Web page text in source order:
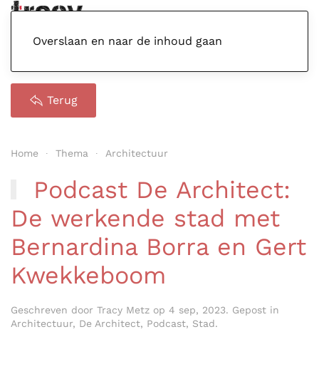
Overslaan en naar de inhoud gaan
Terug
Home Thema Architectuur
Podcast De Architect:
De werkende stad met
Bernardina Borra en Gert
Kwekkeboom
Geschreven door Tracy Metz op 4 sep, 2023. Gepost in
Architectuur, De Architect, Podcast, Stad.